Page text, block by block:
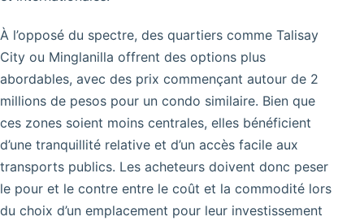
À l’opposé du spectre, des quartiers comme Talisay
City ou Minglanilla offrent des options plus
abordables, avec des prix commençant autour de 2
millions de pesos pour un condo similaire. Bien que
ces zones soient moins centrales, elles bénéficient
d’une tranquillité relative et d’un accès facile aux
transports publics. Les acheteurs doivent donc peser
le pour et le contre entre le coût et la commodité lors
du choix d’un emplacement pour leur investissement